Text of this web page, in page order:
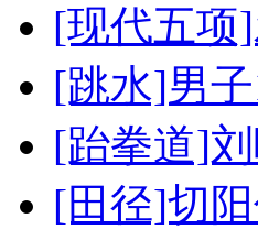
[现代五项
[跳水]男
[跆拳道]
[田径]切